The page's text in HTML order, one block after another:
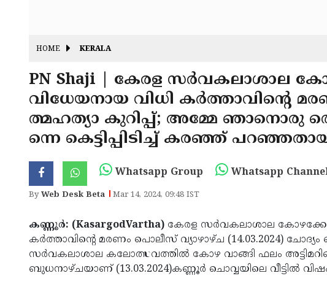
HOME KERALA
PN Shaji | കേരള സര്‍വകലാശാല
വിധേയനായ വിധി കര്‍ത്താവിന്റെ
ത്മഹത്യാ കുറിപ്പ്; അമ്മേ ഞാനൊരു
ന്നെ കെട്ടിപ്പിടിച്ച് കരഞ്ഞ്
Whatsapp Group Whatsapp
ByWeb Desk Beta Mar 14, 2024, 09:48 IST
കണ്ണൂര്‍: (KasargodVartha) കേരള സര്‍വകലാശാല
കര്‍ത്താവിന്റെ മരണം പൊലീസ് വ്യാഴാഴ്ച (14.03.2024)
സര്‍വകലാശാല കലോത്സവത്തില്‍ കോഴ വാങ്ങി ഫലം
ബുധനാഴ്ചയാണ് (13.03.2024)കണ്ണൂര്‍ ചൊവ്വയിലെ വീട്ടില്‍